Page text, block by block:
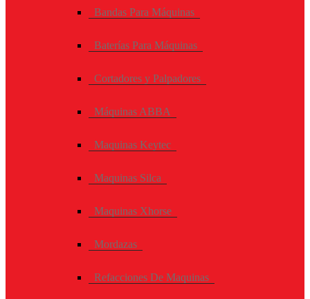
Bandas Para Máquinas
Baterías Para Máquinas
Cortadores y Palpadores
Máquinas ABBA
Maquinas Keytec
Maquinas Silca
Maquinas Xhorse
Mordazas
Refacciones De Maquinas